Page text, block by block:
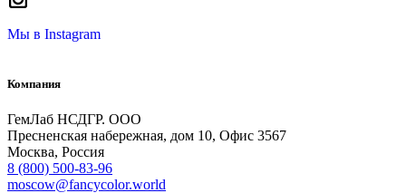
Мы в Instagram
Компания
ГемЛаб НСДГР. ООО
Пресненская набережная, дом 10, Офис 3567
Москва, Россия
8 (800) 500-83-96
moscow@fancycolor.world